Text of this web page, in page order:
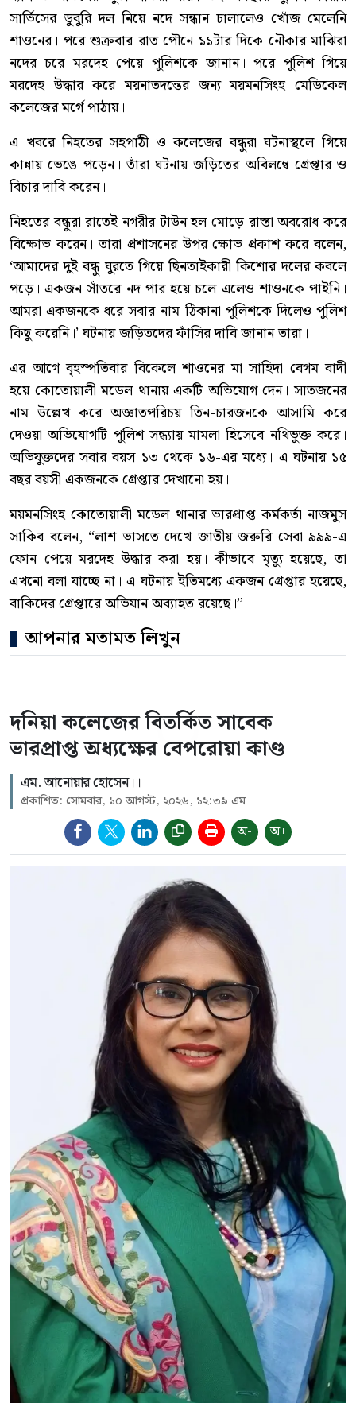
সার্ভিসের ডুবুরি দল নিয়ে নদে সন্ধান চালালেও খোঁজ মেলেনি
শাওনের। পরে শুক্রবার রাত পৌনে ১১টার দিকে নৌকার মাঝিরা
নদের চরে মরদেহ পেয়ে পুলিশকে জানান। পরে পুলিশ গিয়ে
মরদেহ উদ্ধার করে ময়নাতদন্তের জন্য ময়মনসিংহ মেডিকেল
কলেজের মর্গে পাঠায়।
এ খবরে নিহতের সহপাঠী ও কলেজের বন্ধুরা ঘটনাস্থলে গিয়ে
কান্নায় ভেঙে পড়েন। তাঁরা ঘটনায় জড়িতের অবিলম্বে গ্রেপ্তার ও
বিচার দাবি করেন।
নিহতের বন্ধুরা রাতেই নগরীর টাউন হল মোড়ে রাস্তা অবরোধ করে
বিক্ষোভ করেন। তারা প্রশাসনের উপর ক্ষোভ প্রকাশ করে বলেন,
‘আমাদের দুই বন্ধু ঘুরতে গিয়ে ছিনতাইকারী কিশোর দলের কবলে
পড়ে। একজন সাঁতরে নদ পার হয়ে চলে এলেও শাওনকে পাইনি।
আমরা একজনকে ধরে সবার নাম-ঠিকানা পুলিশকে দিলেও পুলিশ
কিছু করেনি।’ ঘটনায় জড়িতদের ফাঁসির দাবি জানান তারা।
এর আগে বৃহস্পতিবার বিকেলে শাওনের মা সাহিদা বেগম বাদী
হয়ে কোতোয়ালী মডেল থানায় একটি অভিযোগ দেন। সাতজনের
নাম উল্লেখ করে অজ্ঞাতপরিচয় তিন-চারজনকে আসামি করে
দেওয়া অভিযোগটি পুলিশ সন্ধ্যায় মামলা হিসেবে নথিভুক্ত করে।
অভিযুক্তদের সবার বয়স ১৩ থেকে ১৬-এর মধ্যে। এ ঘটনায় ১৫
বছর বয়সী একজনকে গ্রেপ্তার দেখানো হয়।
ময়মনসিংহ কোতোয়ালী মডেল থানার ভারপ্রাপ্ত কর্মকর্তা নাজমুস
সাকিব বলেন, “লাশ ভাসতে দেখে জাতীয় জরুরি সেবা ৯৯৯-এ
ফোন পেয়ে মরদেহ উদ্ধার করা হয়। কীভাবে মৃত্যু হয়েছে, তা
এখনো বলা যাচ্ছে না। এ ঘটনায় ইতিমধ্যে একজন গ্রেপ্তার হয়েছে,
বাকিদের গ্রেপ্তারে অভিযান অব্যাহত রয়েছে।”
আপনার মতামত লিখুন
দনিয়া কলেজের বিতর্কিত সাবেক
ভারপ্রাপ্ত অধ্যক্ষের বেপরোয়া কাণ্ড
এম. আনোয়ার হোসেন।।
প্রকাশিত: সোমবার, ১০ আগস্ট, ২০২৬, ১২:৩৯ এম
অ- অ+